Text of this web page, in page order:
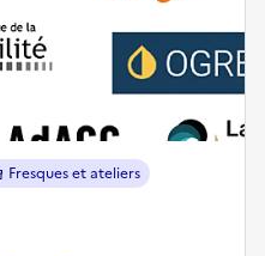
Fresques et ateliers